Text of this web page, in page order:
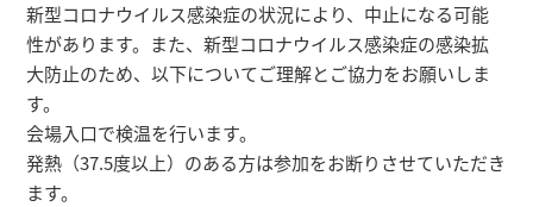
新型コロナウイルス感染症の状況により、中止になる可能
性があります。また、新型コロナウイルス感染症の感染拡
大防止のため、以下についてご理解とご協力をお願いしま
す。
会場入口で検温を行います。
発熱（37.5度以上）のある方は参加をお断りさせていただき
ます。